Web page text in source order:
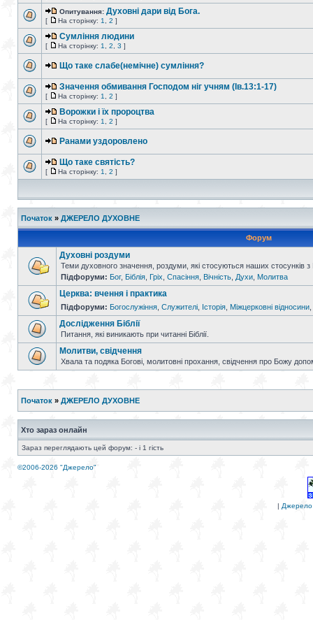
Опитування: Духовні дари від Бога.
[ На сторінку: 1 2 ]
Сумління людини
[ На сторінку: 1 2 3 ]
Що таке слабе(немічне) сумління?
Значення обмивання Господом ніг учням (Ів.13:1-17)
[ На сторінку: 1 2 ]
Ворожки і їх пророцтва
[ На сторінку: 1 2 ]
Ранами уздоровлено
Що таке святість?
[ На сторінку: 1 2 ]
Початок » ДЖЕРЕЛО ДУХОВНЕ
Форум
Духовні роздуми
Теми духовного значення, роздуми, які стосуються наших стосунків з
Підфоруми: Бог, Біблія Гріх Спасіння Вічність Духи Молитва
Церква: вчення і практика
Підфоруми: Богослужіння Служителі Історія Міжцерковні відносини
Дослідження Біблії
Питання, які виникають при читанні Біблії.
Молитви, свідчення
Хвала та подяка Богові, молитовні прохання, свідчення про Божу
Початок » ДЖЕРЕЛО ДУХОВНЕ
Хто зараз онлайн
Зараз переглядають цей форум: - і 1 гість
©2006-2026 "Джерело"
| Джерело